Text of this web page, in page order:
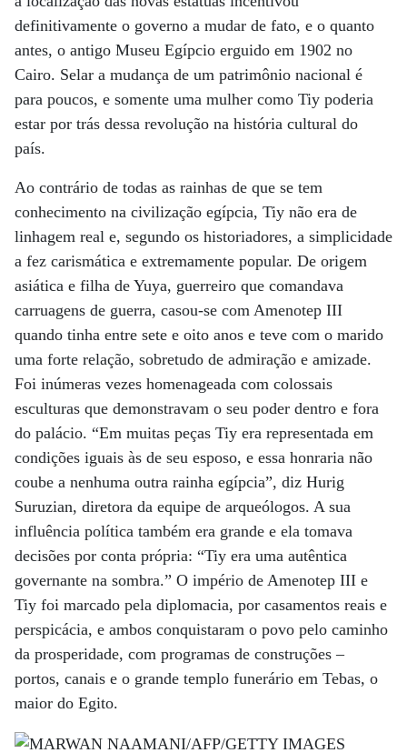
definitivamente o governo a mudar de fato, e o quanto
antes, o antigo Museu Egípcio erguido em 1902 no
Cairo. Selar a mudança de um patrimônio nacional é
para poucos, e somente uma mulher como Tiy poderia
estar por trás dessa revolução na história cultural do
país.
Ao contrário de todas as rainhas de que se tem
conhecimento na civilização egípcia, Tiy não era de
linhagem real e, segundo os historiadores, a simplicidade
a fez carismática e extremamente popular. De origem
asiática e filha de Yuya, guerreiro que comandava
carruagens de guerra, casou-se com Amenotep III
quando tinha entre sete e oito anos e teve com o marido
uma forte relação, sobretudo de admiração e amizade.
Foi inúmeras vezes homenageada com colossais
esculturas que demonstravam o seu poder dentro e fora
do palácio. “Em muitas peças Tiy era representada em
condições iguais às de seu esposo, e essa honraria não
coube a nenhuma outra rainha egípcia”, diz Hurig
Suruzian, diretora da equipe de arqueólogos. A sua
influência política também era grande e ela tomava
decisões por conta própria: “Tiy era uma autêntica
governante na sombra.” O império de Amenotep III e
Tiy foi marcado pela diplomacia, por casamentos reais e
perspicácia, e ambos conquistaram o povo pelo caminho
da prosperidade, com programas de construções –
portos, canais e o grande templo funerário em Tebas, o
maior do Egito.